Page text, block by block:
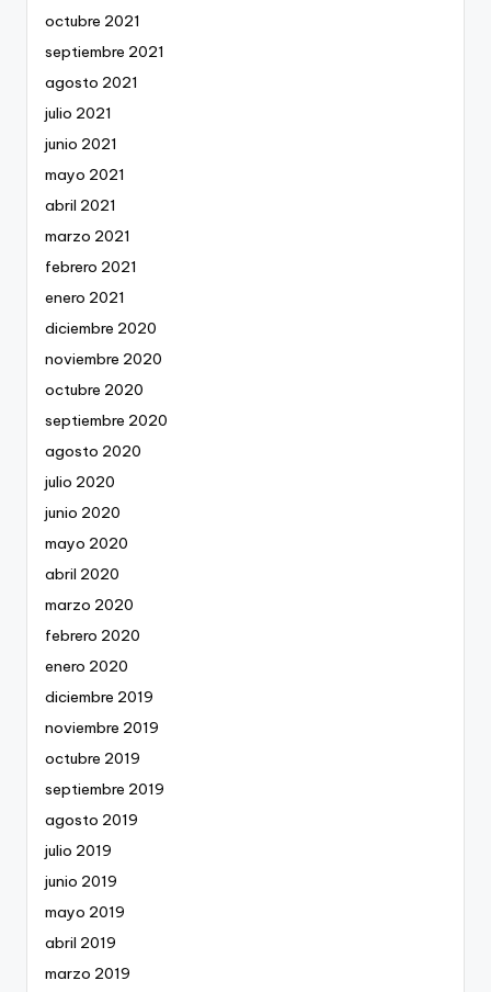
octubre 2021
septiembre 2021
agosto 2021
julio 2021
junio 2021
mayo 2021
abril 2021
marzo 2021
febrero 2021
enero 2021
diciembre 2020
noviembre 2020
octubre 2020
septiembre 2020
agosto 2020
julio 2020
junio 2020
mayo 2020
abril 2020
marzo 2020
febrero 2020
enero 2020
diciembre 2019
noviembre 2019
octubre 2019
septiembre 2019
agosto 2019
julio 2019
junio 2019
mayo 2019
abril 2019
marzo 2019